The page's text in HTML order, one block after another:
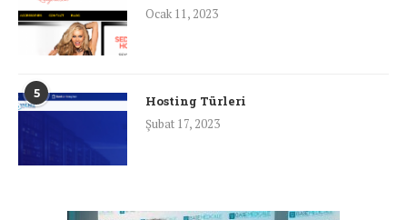
Ocak 11, 2023
5
Hosting Türleri
Şubat 17, 2023